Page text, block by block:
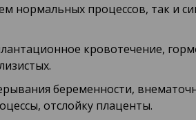
нормальных процессов, так и
кровотечение,
беременности,
отслойку плаценты.